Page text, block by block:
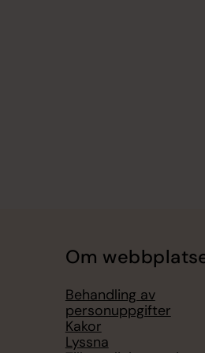
Om
Behandling av
personuppgifter
Kakor
Lyssna